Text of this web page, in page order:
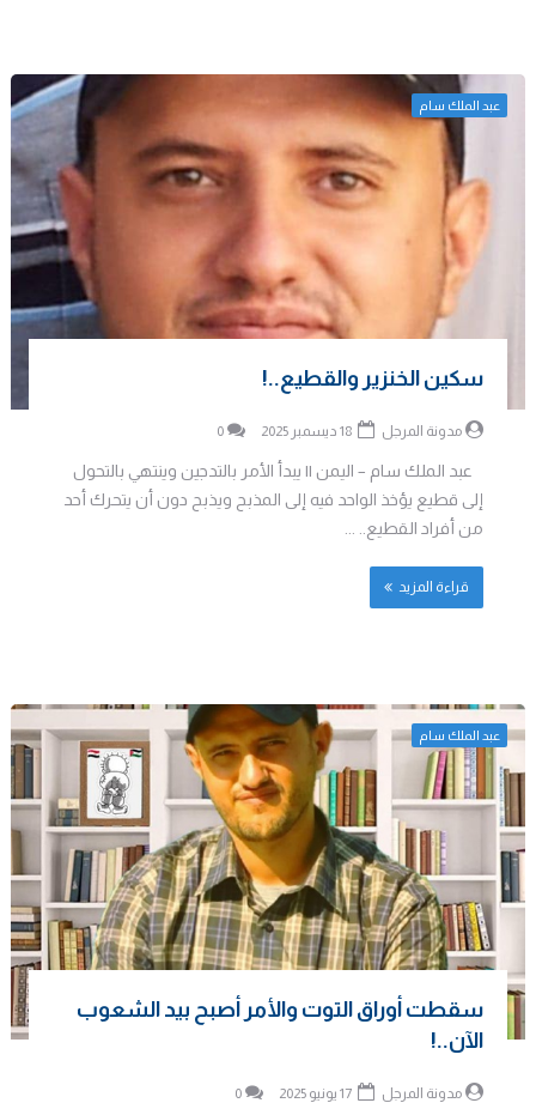
عبد الملك سام
سكين الخنزير والقطيع..!
مدونة المرجل 0
عبد الملك سام – اليمن || يبدأ الأمر بالتدجين وينتهي بالتحول
إلى قطيع يؤخذ الواحد فيه إلى المذبح ويذبح دون أن يتحرك أحد
من أفراد القطيع.. ...
قراءة المزيد
عبد الملك سام
سقطت أوراق التوت والأمر أصبح بيد الشعوب
الآن..!
مدونة المرجل 0